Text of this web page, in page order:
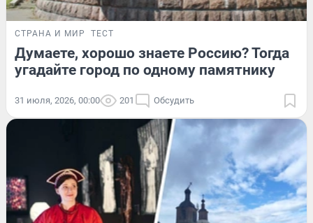
СТРАНА И МИР ТЕСТ
Думаете, хорошо знаете Россию? Тогда
угадайте город по одному памятнику
31 июля, 2026, 00:00 201 Обсудить